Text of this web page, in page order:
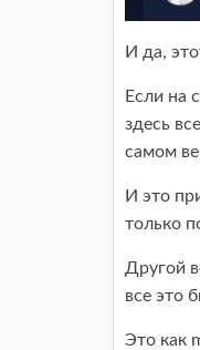
И да,
Если на
здесь
самом
И это
только
Другой
все это
Это как